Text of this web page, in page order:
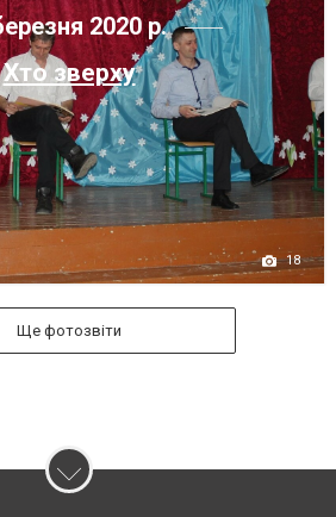
2020 р.
Хто зверху
18
Ще фотозвіти